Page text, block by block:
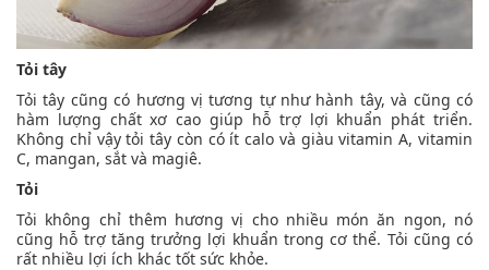
Tỏi tây
Tỏi tây cũng có hương vị tương tự như hành tây, và cũng có
hàm lượng chất xơ cao giúp hỗ trợ lợi khuẩn phát triển.
Không chỉ vậy tỏi tây còn có ít calo và giàu vitamin A, vitamin
C, mangan, sắt và magiê.
Tỏi
Tỏi không chỉ thêm hương vị cho nhiều món ăn ngon, nó
cũng hỗ trợ tăng trưởng lợi khuẩn trong cơ thể. Tỏi cũng có
rất nhiều lợi ích khác tốt sức khỏe.